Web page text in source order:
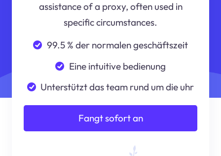
assistance of a proxy, often used in
specific circumstances.
99.5 % der normalen geschäftszeit
Eine intuitive bedienung
Unterstützt das team rund um die uhr
Fangt sofort an